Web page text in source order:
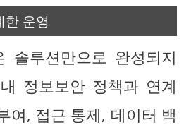
한 운영
솔루션만으로 완성되지
정보보안 정책과 연계
여, 접근 통제, 데이터 백